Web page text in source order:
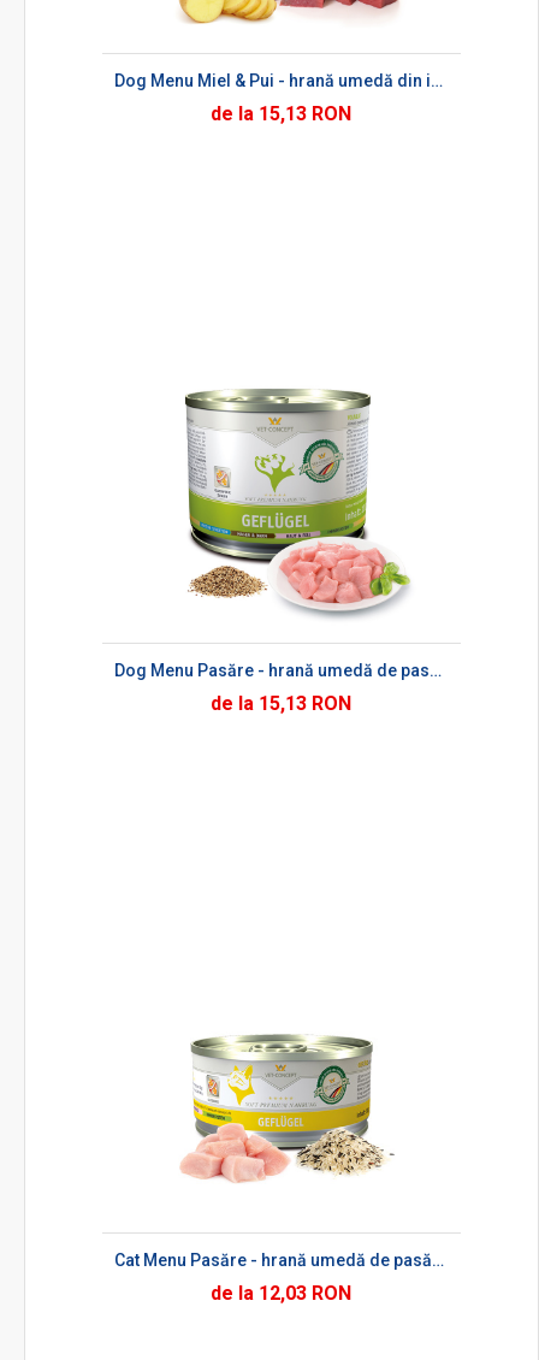
Dog Menu Miel & Pui - hrană umedă din inimă de miel și carne de pui pentru câini
de la 15,13 RON
Dog Menu Pasăre - hrană umedă de pasăre pentru câini
de la 15,13 RON
Cat Menu Pasăre - hrană umedă de pasăre pentru pisici
de la 12,03 RON